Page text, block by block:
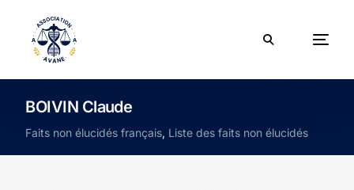
BOIVIN Claude
Faits non élucidés français, Liste des faits non élucidés